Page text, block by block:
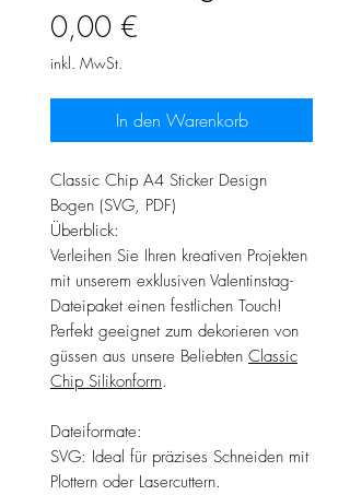
0,00 €
inkl. MwSt.
In den Warenkorb
Classic Chip A4 Sticker Design
Bogen (SVG, PDF)
Überblick:
Verleihen Sie Ihren kreativen Projekten
mit unserem exklusiven Valentinstag-
Dateipaket einen festlichen Touch!
Perfekt geeignet zum dekorieren von
güssen aus unsere Beliebten Classic
Chip Silikonform.
Dateiformate:
SVG: Ideal für präzises Schneiden mit
Plottern oder Lasercuttern.